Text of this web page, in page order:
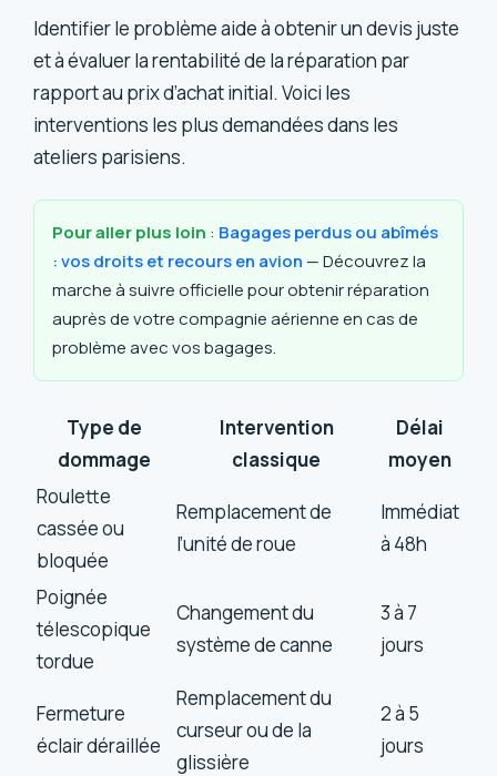
Identifier le problème aide à obtenir un devis juste
et à évaluer la rentabilité de la réparation par
rapport au prix d’achat initial. Voici les
interventions les plus demandées dans les
ateliers parisiens.
Pour aller plus loin : Bagages perdus ou abîmés
: vos droits et recours en avion — Découvrez la
marche à suivre officielle pour obtenir réparation
auprès de votre compagnie aérienne en cas de
problème avec vos bagages.
Type de
dommage
Intervention
classique
Délai
moyen
Roulette
cassée ou
bloquée
Remplacement de
l’unité de roue
Immédiat
à 48h
Poignée
télescopique
tordue
Changement du
système de canne
3 à 7
jours
Fermeture
éclair déraillée
Remplacement du
curseur ou de la
glissière
2 à 5
jours